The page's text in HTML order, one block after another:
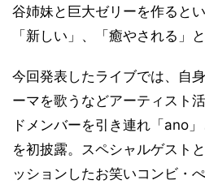
谷姉妹と巨大ゼリーを作ると
「新しい」、「癒やされる」
今回発表したライブでは、自
ーマを歌うなどアーティスト
ドメンバーを引き連れ「ano
を初披露。スペシャルゲスト
ッションしたお笑いコンビ・